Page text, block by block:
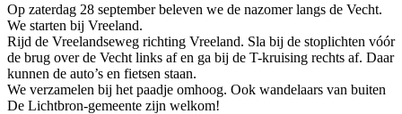
Op zaterdag 28 september beleven we de nazomer langs de Vecht.
We starten bij Vreeland.
Rijd de Vreelandseweg richting Vreeland. Sla bij de stoplichten vóór
de brug over de Vecht links af en ga bij de T-kruising rechts af. Daar
kunnen de auto’s en fietsen staan.
We verzamelen bij het paadje omhoog. Ook wandelaars van buiten
De Lichtbron-gemeente zijn welkom!